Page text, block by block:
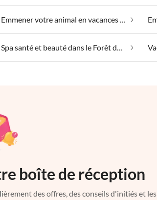
Emmener votre animal en vacances dans le Forêt de Franconie
Spa santé et beauté dans le Forêt de Franconie
boîte de réception
des offres, des conseils d'initiés et les